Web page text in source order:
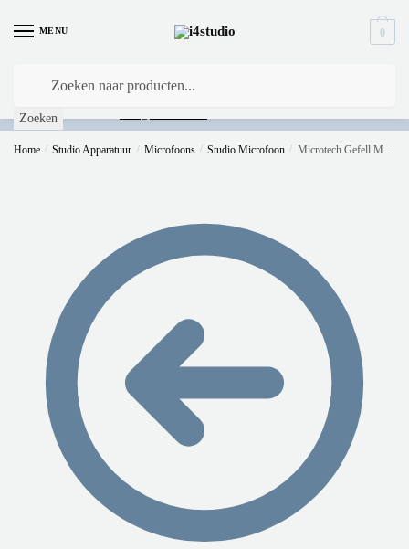
MENU
Zoeken
0
uw computer al over op Windows 11? Heeft u vragen stuur een mail naar
Home / Studio Apparatuur / Microfoons / Studio Microfoon / Microtech Gefell M 930